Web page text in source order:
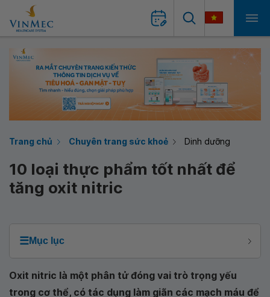
Trang chủ Chuyên trang sức khoẻ Dinh dưỡng
10 loại thực phẩm tốt nhất để
tăng oxit nitric
☰Mục lục
Oxit nitric là một phân tử đóng vai trò trọng yếu
trong cơ thể, có tác dụng làm giãn các mạch máu để